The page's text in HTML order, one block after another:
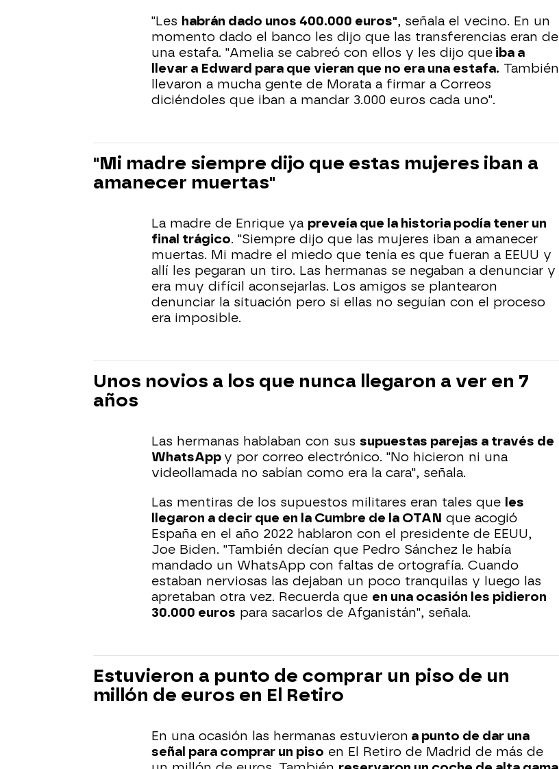
"Les habrán dado unos 400.000 euros", señala el vecino. En un
momento dado el banco les dijo que las transferencias eran de
una estafa. "Amelia se cabreó con ellos y les dijo que iba a
llevar a Edward para que vieran que no era una estafa. También
llevaron a mucha gente de Morata a firmar a Correos
diciéndoles que iban a mandar 3.000 euros cada uno".
"Mi madre siempre dijo que estas mujeres iban a
amanecer muertas"
La madre de Enrique ya preveía que la historia podía tener un
final trágico. "Siempre dijo que las mujeres iban a amanecer
muertas. Mi madre el miedo que tenía es que fueran a EEUU y
allí les pegaran un tiro. Las hermanas se negaban a denunciar y
era muy difícil aconsejarlas. Los amigos se plantearon
denunciar la situación pero si ellas no seguían con el proceso
era imposible.
Unos novios a los que nunca llegaron a ver en 7
años
Las hermanas hablaban con sus supuestas parejas a través de
WhatsApp y por correo electrónico. "No hicieron ni una
videollamada no sabían como era la cara", señala.
Las mentiras de los supuestos militares eran tales que les
llegaron a decir que en la Cumbre de la OTAN que acogió
España en el año 2022 hablaron con el presidente de EEUU,
Joe Biden. "También decían que Pedro Sánchez le había
mandado un WhatsApp con faltas de ortografía. Cuando
estaban nerviosas las dejaban un poco tranquilas y luego las
apretaban otra vez. Recuerda que en una ocasión les pidieron
30.000 euros para sacarlos de Afganistán", señala.
Estuvieron a punto de comprar un piso de un
millón de euros en El Retiro
En una ocasión las hermanas estuvieron a punto de dar una
señal para comprar un piso en El Retiro de Madrid de más de